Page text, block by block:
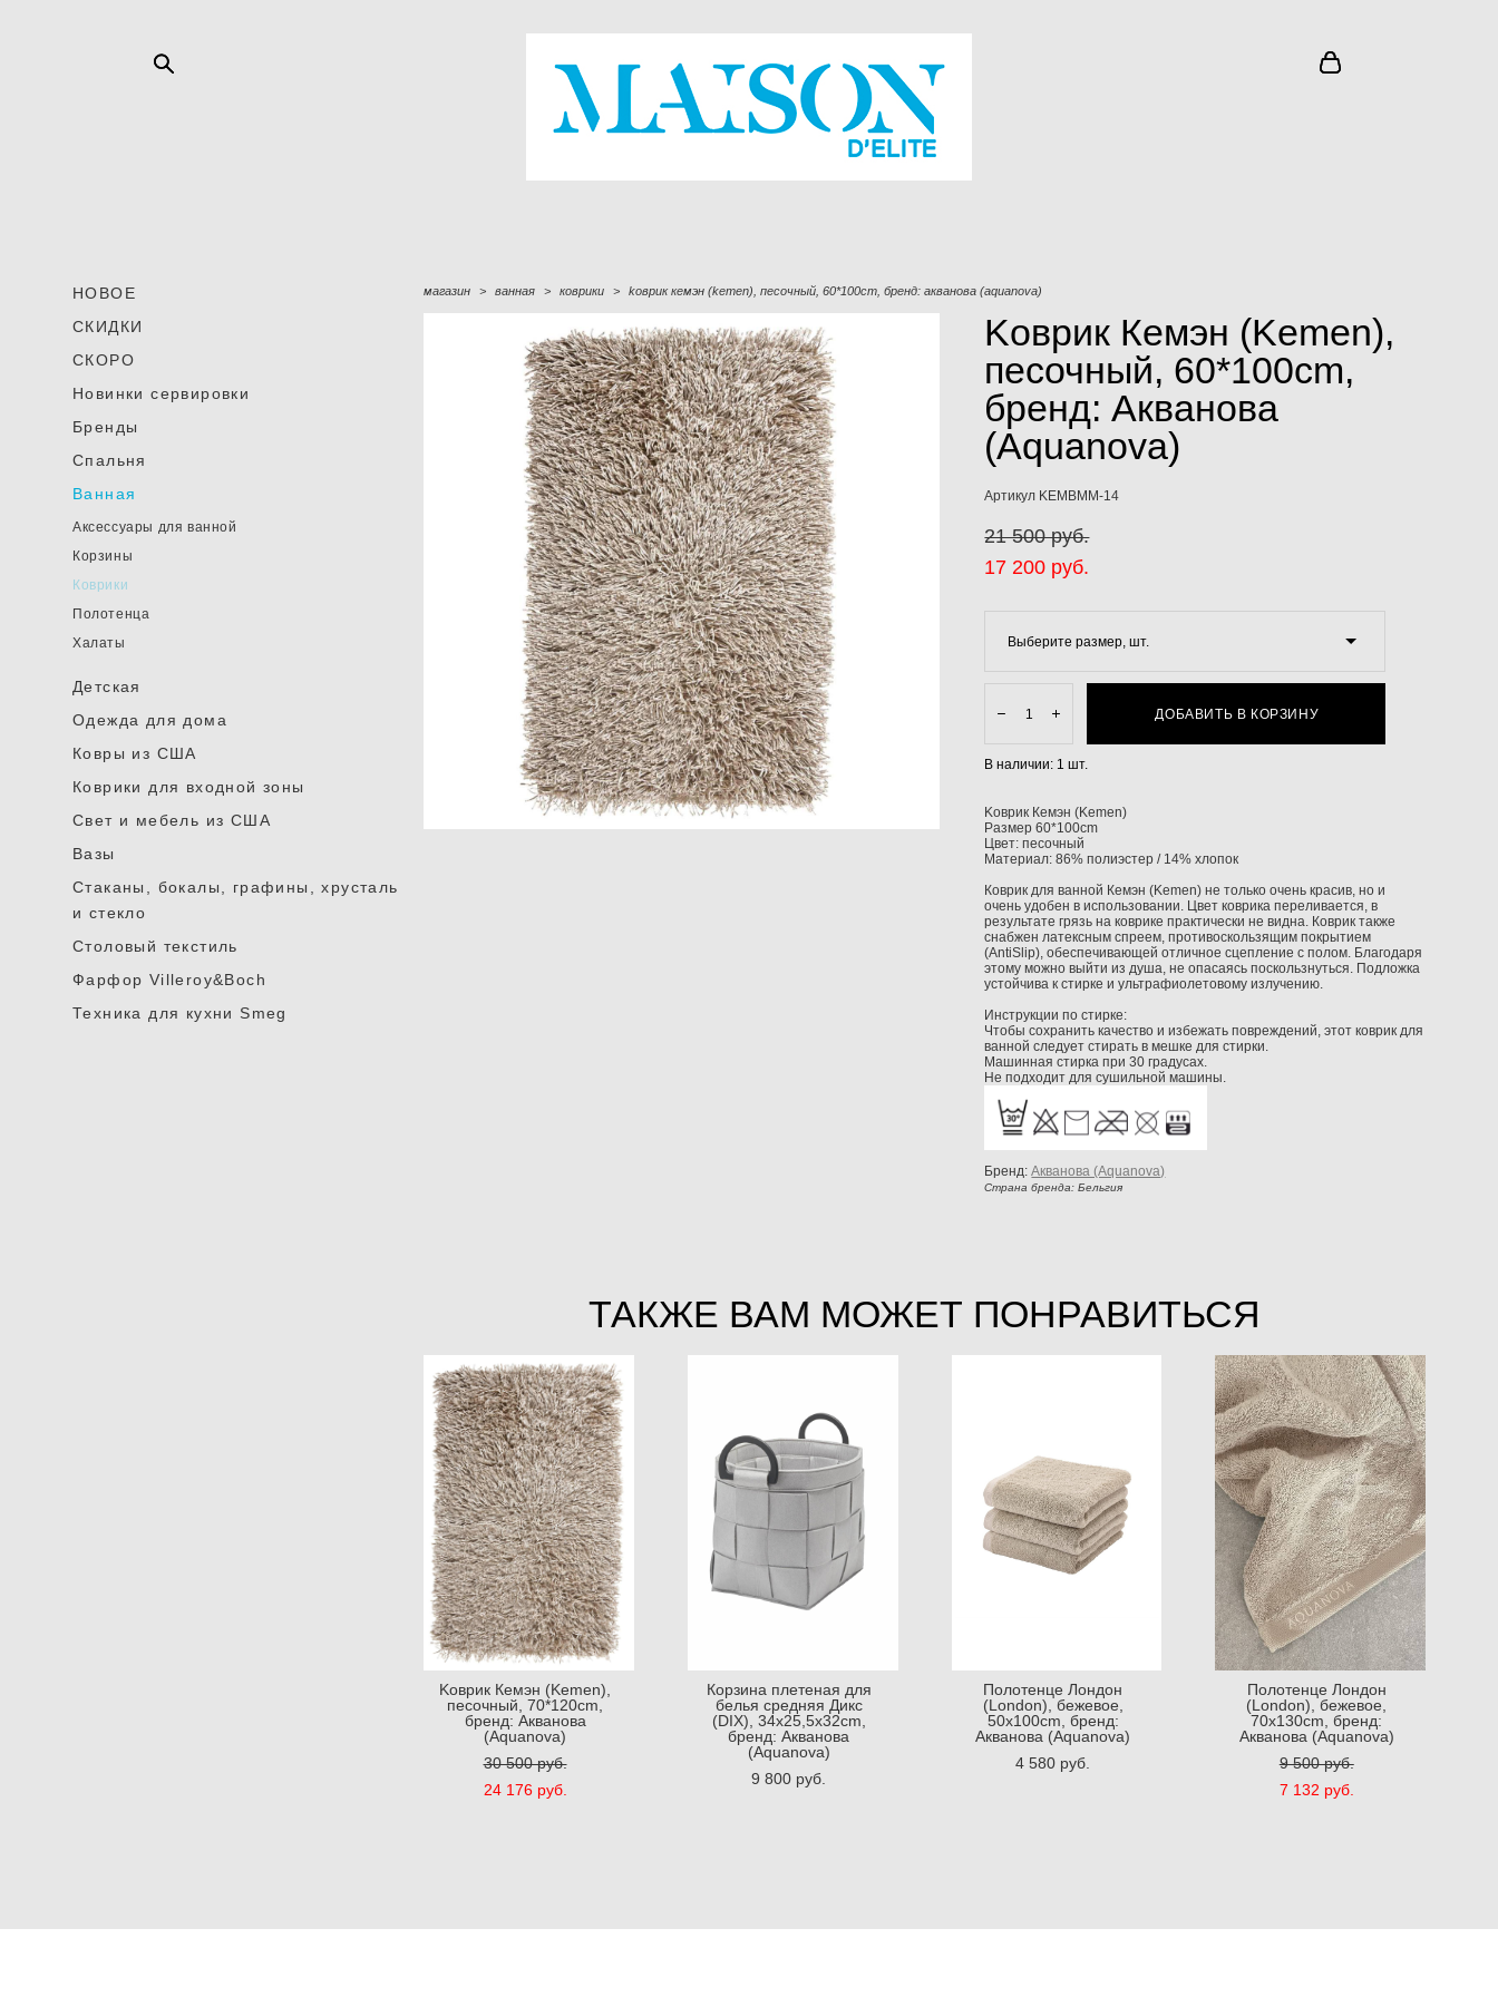
НОВОЕ
СКИДКИ
СКОРО
Новинки сервировки
Бренды
Спальня
Ванная
Аксессуары для ванной
Корзины
Коврики
Полотенца
Халаты
Детская
Одежда для дома
Ковры из США
Коврики для входной зоны
Cвет и мебель из США
Вазы
Стаканы, бокалы, графины, хрусталь
и стекло
Столовый текстиль
Фарфор Villeroy&Boch
Техника для кухни Smeg
магазин > ванная > коврики > kоврик кемэн (kemen), песочный, 60*100cm, бренд: акванова (aquanova)
Kоврик Кемэн (Kemen),
песочный, 60*100cm,
бренд: Акванова
(Aquanova)
Артикул KEMBMM-14
21 500 pуб.
17 200 pуб.
Выберите размер, шт.
В наличии: 1 шт.
ДОБАВИТЬ В КОРЗИНУ
Kоврик Кемэн (Kemen)
Размер 60*100cm
Цвет: песочный
Материал: 86% полиэстер / 14% хлопок
Коврик для ванной Кемэн (Kemen) не только очень красив, но и
очень удобен в использовании. Цвет коврика переливается, в
результате грязь на коврике практически не видна. Коврик также
снабжен латексным спреем, противоскользящим покрытием
(AntiSlip), обеспечивающей отличное сцепление с полом. Благодаря
этому можно выйти из душа, не опасаясь поскользнуться. Подложка
устойчива к стирке и ультрафиолетовому излучению.
Инструкции по стирке:
Чтобы сохранить качество и избежать повреждений, этот коврик для
ванной следует стирать в мешке для стирки.
Машинная стирка при 30 градусах.
Не подходит для сушильной машины.
Бренд:Акванова (Aquanova)
Страна бренда: Бельгия
ТАКЖЕ ВАМ МОЖЕТ ПОНРАВИТЬСЯ
Kоврик Кемэн (Kemen),
песочный, 70*120cm,
бренд: Акванова
(Aquanova)
30 500 pуб.
24 176 pуб.
Корзина плетеная для
белья средняя Дикс
(DIX), 34x25,5x32cm,
бренд: Акванова
(Aquanova)
9 800 pуб.
Полотенце Лондон
(London), бежевое,
50x100cm, бренд:
Акванова (Aquanova)
4 580 pуб.
Полотенце Лондон
(London), бежевое,
70x130cm, бренд:
Акванова (Aquanova)
9 500 pуб.
7 132 pуб.